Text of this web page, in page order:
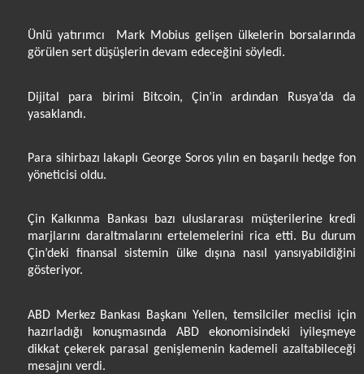
Ünlü yatırımcı Mark Mobius gelişen ülkelerin borsalarında
görülen sert düşüşlerin devam edeceğini söyledi.
Dijital para birimi Bitcoin, Çin’in ardından Rusya’da da
yasaklandı.
Para sihirbazı lakaplı George Soros yılın en başarılı hedge fon
yöneticisi oldu.
Çin Kalkınma Bankası bazı uluslararası müşterilerine kredi
marjlarını daraltmalarını ertelemelerini rica etti. Bu durum
Çin’deki finansal sistemin ülke dışına nasıl yansıyabildiğini
gösteriyor.
ABD Merkez Bankası Başkanı Yellen, temsilciler meclisi için
hazırladığı konuşmasında ABD ekonomisindeki iyileşmeye
dikkat çekerek parasal genişlemenin kademeli azaltabileceği
mesajını verdi.